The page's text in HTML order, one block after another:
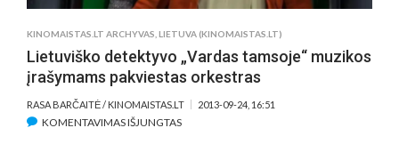
KINOMAISTAS.LT ARCHYVAS LIETUVA (KINOMAISTAS.LT)
Lietuviško detektyvo „Vardas tamsoje“ muzikos
įrašymams pakviestas orkestras
RASA BARČAITĖ / KINOMAISTAS.LT 2013-09-24, 16:51
KOMENTAVIMAS IŠJUNGTASĮRAŠE